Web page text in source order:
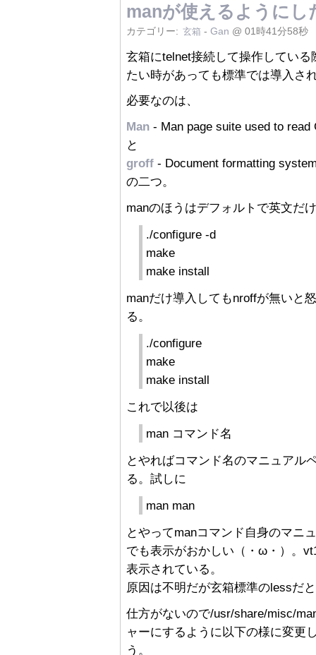
manが使えるようにし
カテゴリー: 玄箱 - Gan @ 01時41分58秒
玄箱にtelnet接続して操作してい
たい時があっても標準では導入さ
必要なのは、
Man - Man page suite used to read
と
groff - Document formatting
の二つ。
manのほうはデフォルトで英文だ
./configure -d
make
make install
manだけ導入してもnroffが無いと
る。
./configure
make
make install
これで以後は
man コマンド名
とやればコマンド名のマニュアル
る。試しに
man man
とやってmanコマンド自身のマニ
でも表示がおかしい（・ω・）。
表示されている。
原因は不明だが玄箱標準のlessだ
仕方がないので/usr/share/misc/
ャーにするように以下の様に変更
う。